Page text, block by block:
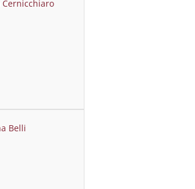
Cernicchiaro
Belli